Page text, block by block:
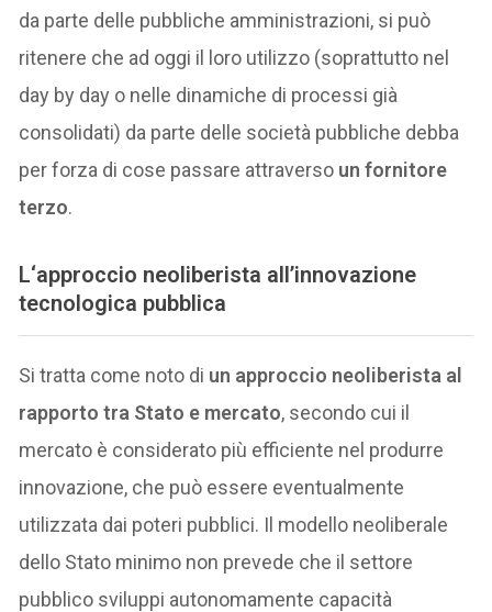
da parte delle pubbliche amministrazioni, si può
ritenere che ad oggi il loro utilizzo (soprattutto nel
day by day o nelle dinamiche di processi già
consolidati) da parte delle società pubbliche debba
per forza di cose passare attraverso un fornitore
terzo.
L‘approccio neoliberista all’innovazione
tecnologica pubblica
Si tratta come noto di un approccio neoliberista al
rapporto tra Stato e mercato, secondo cui il
mercato è considerato più efficiente nel produrre
innovazione, che può essere eventualmente
utilizzata dai poteri pubblici. Il modello neoliberale
dello Stato minimo non prevede che il settore
pubblico sviluppi autonomamente capacità